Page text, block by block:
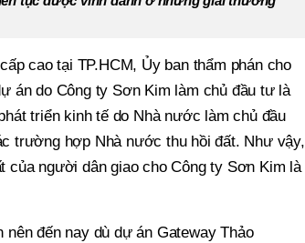
cao tại TP.HCM, Ủy ban thẩm phán cho
án do Công ty Sơn Kim làm chủ đầu tư là
triển kinh tế do Nhà nước làm chủ đầu
trường hợp Nhà nước thu hồi đất. Như vậy,
của người dân giao cho Công ty Sơn Kim là
đến nay dù dự án Gateway Thảo